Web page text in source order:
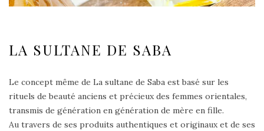
LA SULTANE DE SABA
Le concept même de La sultane de Saba est basé sur les
rituels de beauté anciens et précieux des femmes orientales,
transmis de génération en génération de mère en fille.
Au travers de ses produits authentiques et originaux et de ses